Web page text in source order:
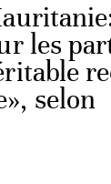
les
selon